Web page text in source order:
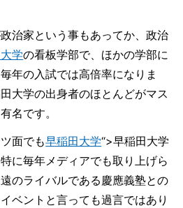
治家という事もあってか、政治
学の看板学部で、ほかの学部に
年の入試では高倍率になりま
大学の出身者のほとんどがマス
名です。
面でも早稲田大学“>早稲田大学
に毎年メディアでも取り上げら
のライバルである慶應義塾との
ベントと言っても過言ではあり